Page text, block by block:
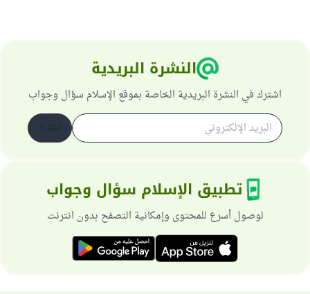
النشرة البريدية
اشترك في النشرة البريدية الخاصة بموقع الإسلام سؤال وجواب
تطبيق الإسلام سؤال وجواب
لوصول أسرع للمحتوى وإمكانية التصفح بدون انترنت